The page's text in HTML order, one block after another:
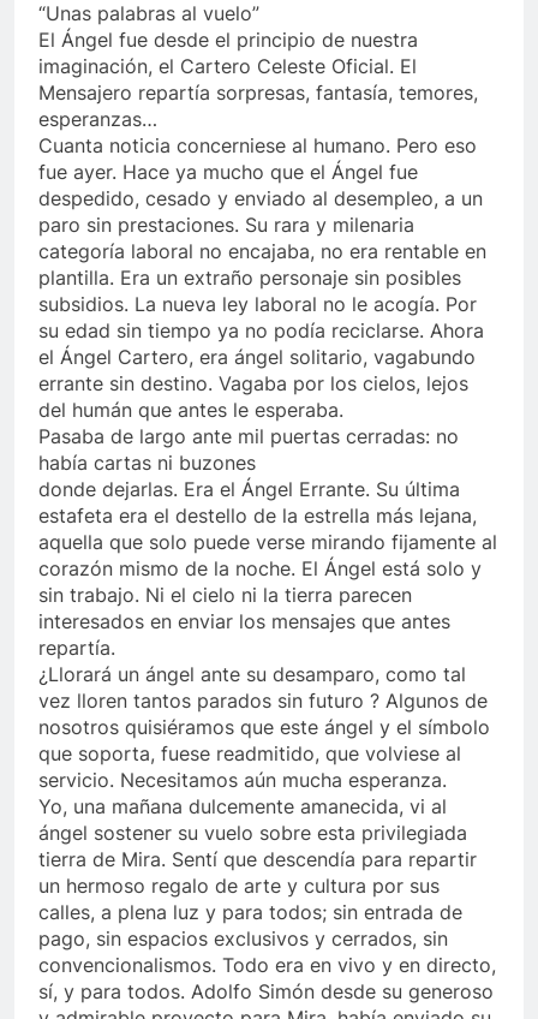
“Unas palabras al vuelo”
El Ángel fue desde el principio de nuestra
imaginación, el Cartero Celeste Oficial. El
Mensajero repartía sorpresas, fantasía, temores,
esperanzas…
Cuanta noticia concerniese al humano. Pero eso
fue ayer. Hace ya mucho que el Ángel fue
despedido, cesado y enviado al desempleo, a un
paro sin prestaciones. Su rara y milenaria
categoría laboral no encajaba, no era rentable en
plantilla. Era un extraño personaje sin posibles
subsidios. La nueva ley laboral no le acogía. Por
su edad sin tiempo ya no podía reciclarse. Ahora
el Ángel Cartero, era ángel solitario, vagabundo
errante sin destino. Vagaba por los cielos, lejos
del humán que antes le esperaba.
Pasaba de largo ante mil puertas cerradas: no
había cartas ni buzones
donde dejarlas. Era el Ángel Errante. Su última
estafeta era el destello de la estrella más lejana,
aquella que solo puede verse mirando fijamente al
corazón mismo de la noche. El Ángel está solo y
sin trabajo. Ni el cielo ni la tierra parecen
interesados en enviar los mensajes que antes
repartía.
¿Llorará un ángel ante su desamparo, como tal
vez lloren tantos parados sin futuro ? Algunos de
nosotros quisiéramos que este ángel y el símbolo
que soporta, fuese readmitido, que volviese al
servicio. Necesitamos aún mucha esperanza.
Yo, una mañana dulcemente amanecida, vi al
ángel sostener su vuelo sobre esta privilegiada
tierra de Mira. Sentí que descendía para repartir
un hermoso regalo de arte y cultura por sus
calles, a plena luz y para todos; sin entrada de
pago, sin espacios exclusivos y cerrados, sin
convencionalismos. Todo era en vivo y en directo,
sí, y para todos. Adolfo Simón desde su generoso